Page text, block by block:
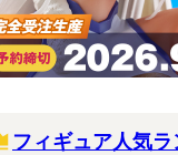
フィギュア人気